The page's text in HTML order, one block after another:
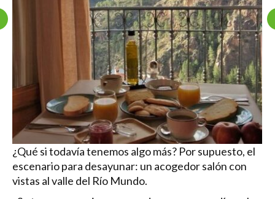
¿Qué si todavía tenemos algo más? Por supuesto, el
escenario para desayunar: un acogedor salón con
vistas al valle del Río Mundo.